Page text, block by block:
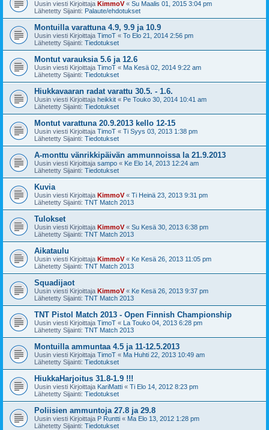
Uusin viesti Kirjoittaja KimmoV« Su Maalis 01, 2015 3:04 pm
Lähetetty Sijainti: Palaute/ehdotukset
Montuilla varattuna 4.9, 9.9 ja 10.9
Uusin viesti Kirjoittaja TimoT « To Elo 21, 2014 2:56 pm
Lähetetty Sijainti: Tiedotukset
Montut varauksia 5.6 ja 12.6
Uusin viesti Kirjoittaja TimoT « Ma Kesä 02, 2014 9:22 am
Lähetetty Sijainti: Tiedotukset
Hiukkavaaran radat varattu 30.5. - 1.6.
Uusin viesti Kirjoittaja heikkit « Pe Touko 30, 2014 10:41 am
Lähetetty Sijainti: Tiedotukset
Montut varattuna 20.9.2013 kello 12-15
Uusin viesti Kirjoittaja TimoT « Ti Syys 03, 2013 1:38 pm
Lähetetty Sijainti: Tiedotukset
A-monttu vänrikkipäivän ammunnoissa la 21.9.2013
Uusin viesti Kirjoittaja sampo « Ke Elo 14, 2013 12:24 am
Lähetetty Sijainti: Tiedotukset
Kuvia
Uusin viesti Kirjoittaja KimmoV« Ti Heinä 23, 2013 9:31 pm
Lähetetty Sijainti: TNT Match 2013
Tulokset
Uusin viesti Kirjoittaja KimmoV« Su Kesä 30, 2013 6:38 pm
Lähetetty Sijainti: TNT Match 2013
Aikataulu
Uusin viesti Kirjoittaja KimmoV« Ke Kesä 26, 2013 11:05 pm
Lähetetty Sijainti: TNT Match 2013
Squadijaot
Uusin viesti Kirjoittaja KimmoV« Ke Kesä 26, 2013 9:37 pm
Lähetetty Sijainti: TNT Match 2013
TNT Pistol Match 2013 - Open Finnish Championship
Uusin viesti Kirjoittaja TimoT « La Touko 04, 2013 6:28 pm
Lähetetty Sijainti: TNT Match 2013
Montuilla ammuntaa 4.5 ja 11-12.5.2013
Uusin viesti Kirjoittaja TimoT « Ma Huhti 22, 2013 10:49 am
Lähetetty Sijainti: Tiedotukset
HiukkaHarjoitus 31.8-1.9 !!!
Uusin viesti Kirjoittaja KariMatti « Ti Elo 14, 2012 8:23 pm
Lähetetty Sijainti: Tiedotukset
Poliisien ammuntoja 27.8 ja 29.8
Uusin viesti Kirjoittaja P Runtti « Ma Elo 13, 2012 1:28 pm
Lähetetty Sijainti: Tiedotukset